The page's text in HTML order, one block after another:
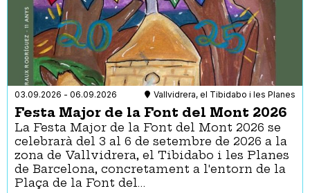
Activitat equipament
municipal
Activitat infantil
Aire lliure
Art
Castells
Cinema
Circ
Concentracions
Concert
Conferència
Convenció
Cursos
Eixample
Gràcia
Horta-Guinardó
Les Corts
Nou Barris
Sant Andreu
Sant Martí
Sants-Montjuïc
Sarrià-Sant Gervasi
03.09.2026 - 06.09.2026 Vallvidrera, el Tibidabo i les Planes
Festa Major de la Font del Mont 2026
La Festa Major de la Font del Mont 2026 se
celebrarà del 3 al 6 de setembre de 2026 a la
zona de Vallvidrera, el Tibidabo i les Planes
de Barcelona, concretament a l'entorn de la
Plaça de la Font del…